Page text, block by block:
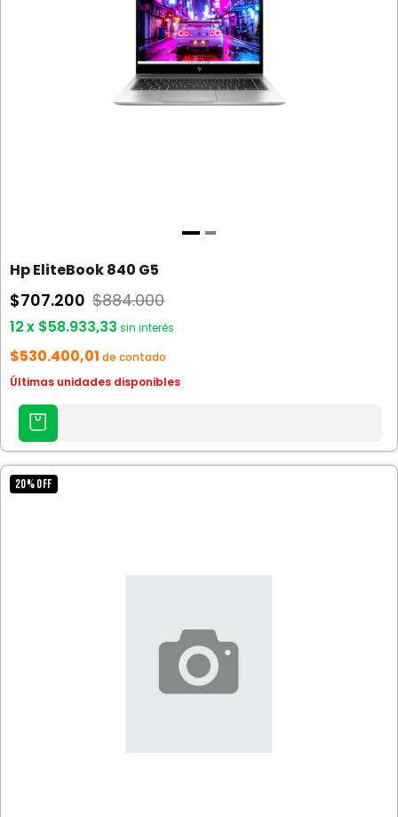
Hp EliteBook 840 G5
$707.200 $884.000
12x $58.933,33 sin interés
$530.400,01 de contado
Últimas unidades disponibles
AGREGAR
CARRITO
20%OFF